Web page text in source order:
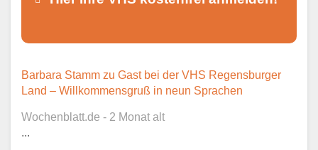
Dieser Teil dient lediglich zur
Kontaktaufnahme und ist nicht
Barbara Stamm zu Gast bei der VHS Regensburger
Land – Willkommensgruß in neun Sprachen
Wochenblatt.de - 2 Monat alt
...